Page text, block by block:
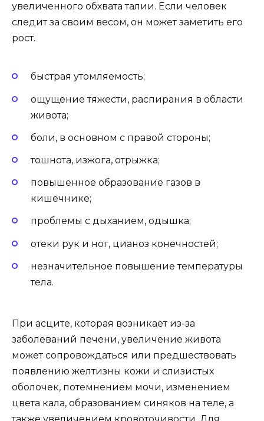
увеличенного обхвата талии. Если человек
следит за своим весом, он может заметить его
рост.
быстрая утомляемость;
ощущение тяжести, распирания в области
живота;
боли, в основном с правой стороны;
тошнота, изжога, отрыжка;
повышенное образование газов в
кишечнике;
проблемы с дыханием, одышка;
отеки рук и ног, цианоз конечностей;
незначительное повышение температуры
тела.
При асците, которая возникает из-за
заболеваний печени, увеличение живота
может сопровождаться или предшествовать
появлению желтизны кожи и слизистых
оболочек, потемнением мочи, изменением
цвета кала, образованием синяков на теле, а